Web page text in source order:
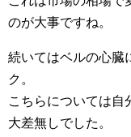
のが大事ですね。
続いてはベルの心臓
ク。
こちらについては自
大差無しでした。